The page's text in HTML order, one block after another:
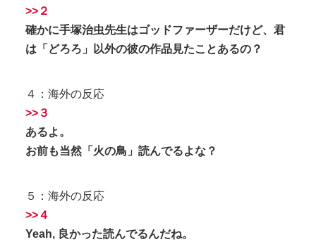
>>２
確かに手塚治虫先生はゴッドファーザーだけど、君
は「どろろ」以外の彼の作品見たことあるの？
４：海外の反応
>>３
あるよ。
お前も当然「火の鳥」読んでるよな？
５：海外の反応
>>４
Yeah, 良かった読んでるんだね。